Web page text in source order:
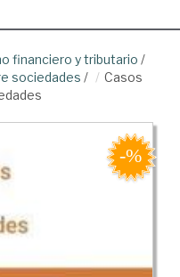
financiero y tributario /
sociedades /
Casos